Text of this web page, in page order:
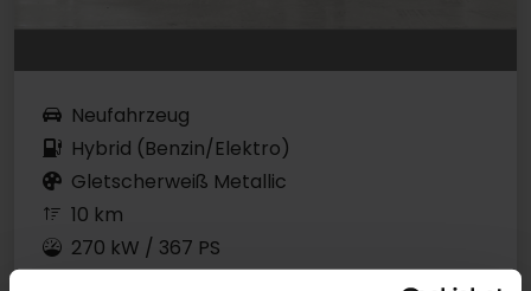
Neufahrzeug
Hybrid (Benzin/Elektro)
Gletscherweiß Metallic
10 km
270 kW / 367 PS